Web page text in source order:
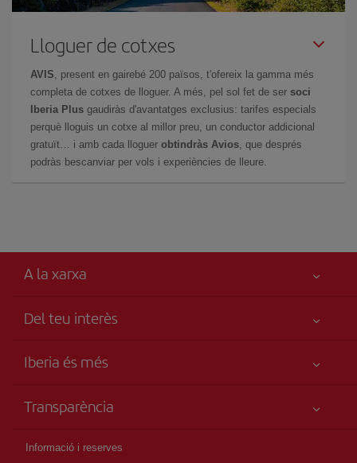
Lloguer de cotxes
AVIS , present en gairebé 200 països, t'ofereix la gamma més
completa de cotxes de lloguer. A més, pel sol fet de ser soci
Iberia Plus gaudiràs d'avantatges exclusius: tarifes especials
perquè lloguis un cotxe al millor preu, un conductor addicional
gratuït… i amb cada lloguer obtindràs Avios , que després
podràs bescanviar per vols i experiències de lleure.
A la xarxa
Del teu interès
La teva seguretat és el més importat
Mapa del lloc
Iberia és més
Grup Iberia
Web per agències
Transparència
Informació i reserves